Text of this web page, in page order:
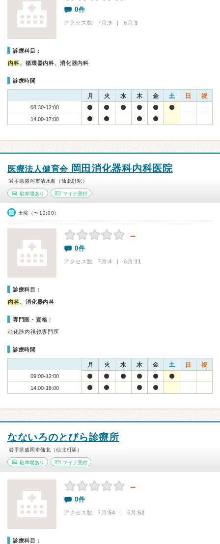
0件
アクセス数 7月:9 | 6月:3
診療科目：
内科、循環器内科、消化器内科
診療時間
月 火 水 木 金 土 日 祝
08:30-12:00
14:00-17:00
医療法人健育会 岡田消化器科内科医院
岩手県盛岡市清水町（仙北町駅）
駐車場あり マイナ受付
土曜（〜12:00）
－
0件
アクセス数 7月:4 | 6月:11
診療科目：
内科、消化器内科
専門医・資格：
消化器内視鏡専門医
診療時間
月 火 水 木 金 土 日 祝
09:00-12:00
14:00-18:00
なないろのとびら診療所
岩手県盛岡市仙北（仙北町駅）
駐車場あり マイナ受付
－
0件
アクセス数 7月:54 | 6月:52
診療科目：